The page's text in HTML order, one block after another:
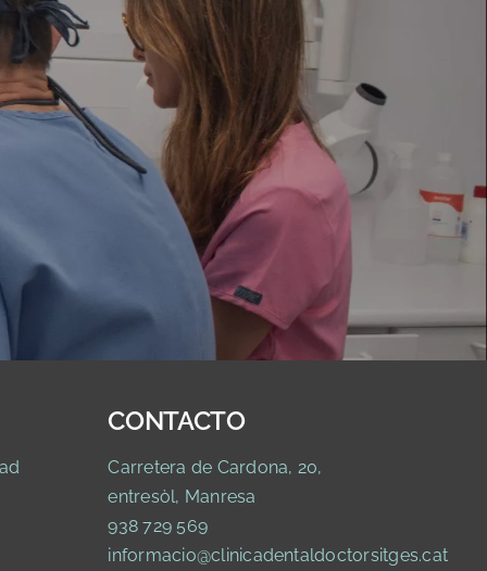
CONTACTO
Carretera de Cardona, 20,
entresòl, Manresa
938 729 569
informacio@clinicadentaldoctorsitges.cat